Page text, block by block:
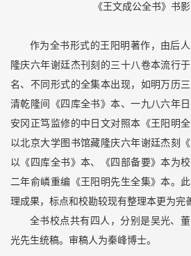
《王文成公全书》书
作为全书形式的王阳明著作，由后
隆庆六年谢廷杰刊刻的三十八卷本流行
名、不同形式的全集本出现，如明万历
清乾隆间《四库全书》本、一九八六年
安冈正笃监修的中日文对照本《王阳明
以北京大学图书馆藏隆庆六年谢廷杰刻
以《四库全书》本、《四部备要》本为
二年俞嶙重编《王阳明先生全集》本。
理成果，标点和校勘较现有整理本更为完
全书校点共有四人，分别是吴光、
光先生统稿。审稿人为秦峰博士。